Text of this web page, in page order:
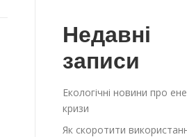
Недавні
записи
Екологічні новини про
кризи
Як скоротити